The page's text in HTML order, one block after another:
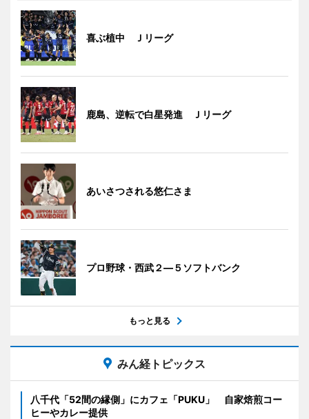
喜ぶ植中 Ｊリーグ
鹿島、逆転で白星発進 Ｊリーグ
あいさつされる悠仁さま
プロ野球・西武２―５ソフトバンク
もっと見る
みん経トピックス
八千代「52間の縁側」にカフェ「PUKU」 自家焙煎コー
ヒーやカレー提供